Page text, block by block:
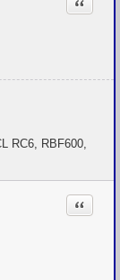
Citation
RC6, RBF600,
Citation